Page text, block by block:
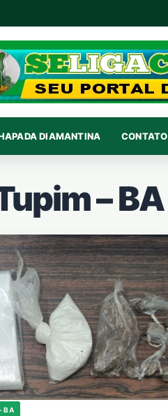
DIAMANTINA CONTATO
– BA
BA